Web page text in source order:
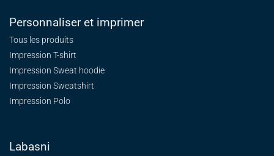
Personnaliser et imprimer
Tous les produits
Impression T-shirt
Impression Sweat hoodie
Impression Sweatshirt
Impression Polo
Labasni